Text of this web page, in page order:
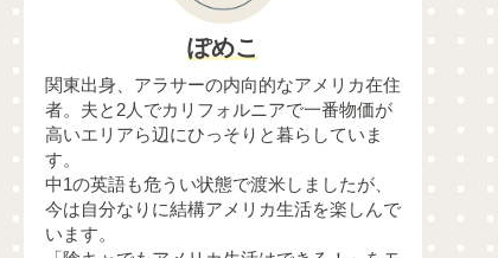
ぽめこ
関東出身、アラサーの内向的なアメリカ在住
者。夫と2人でカリフォルニアで一番物価が
高いエリアら辺にひっそりと暮らしていま
す。
中1の英語も危うい状態で渡米しましたが、
今は自分なりに結構アメリカ生活を楽しんで
います。